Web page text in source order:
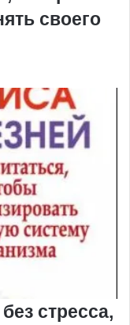
своего
стресса,